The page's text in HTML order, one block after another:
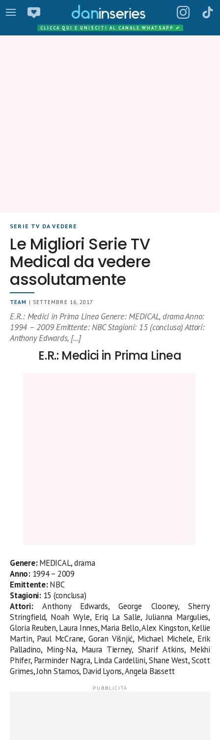
CLICCA QUI E UNISCITI AL CANALE WHATSAPP ✔
SERIE TV DA VEDERE
Le Migliori Serie TV
Medical da vedere
assolutamente
TEAM | SETTEMBRE 16, 2017
E.R.: Medici in Prima Linea Genere: MEDICAL, drama Anno:
1994 – 2009 Emittente: NBC Stagioni: 15 (conclusa) Attori:
Anthony Edwards, […]
E.R.: Medici in Prima Linea
Genere:MEDICAL, drama
Anno: 1994 – 2009
Emittente:NBC
Stagioni: 15 (conclusa)
Attori:Anthony Edwards, George Clooney, Sherry
Stringfield, Noah Wyle, Eriq La Salle, Julianna Margulies,
Gloria Reuben, Laura Innes, Maria Bello, Alex Kingston, Kellie
Martin, Paul McCrane, Goran Višnjić, Michael Michele, Erik
Palladino, Ming-Na, Maura Tierney, Sharif Atkins, Mekhi
Phifer, Parminder Nagra, Linda Cardellini, Shane West, Scott
Grimes, John Stamos, David Lyons, Angela Bassett